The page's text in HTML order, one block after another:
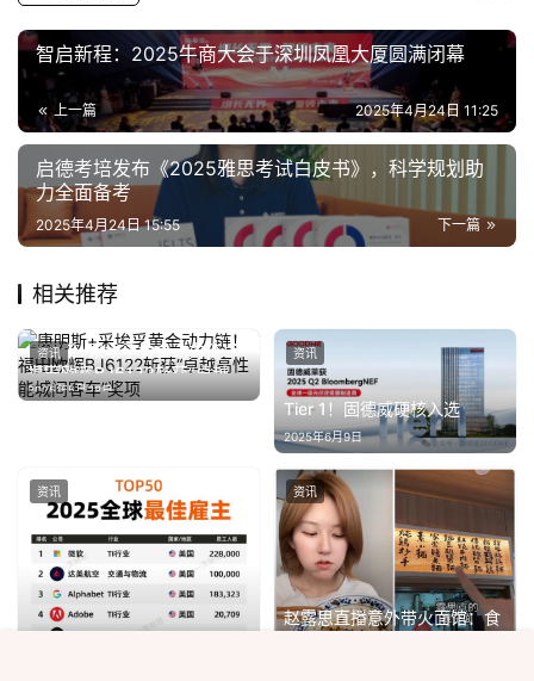
智启新程：2025牛商大会于深圳凤凰大厦圆满闭幕
上一篇 2025年4月24日 11:25
启德考培发布《2025雅思考试白皮书》，科学规划助
力全面备考
下一篇
2025年4月24日 15:55
相关推荐
康明斯+采埃孚黄金动力链！
福田欧辉BJ6122斩获“卓越高
性能城间客车”奖项
2025年5月28日
资讯
Tier 1！固德威硬核入选
2025年6月9日
资讯
资讯
赵露思直播意外带火面馆：食
资讯